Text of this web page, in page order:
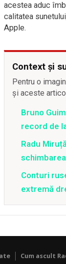
acestea aduc
calitatea
Apple.
Context și
Pentru o
și aceste
Bruno
record de
Radu
Conturi
extremă
Cum ascult